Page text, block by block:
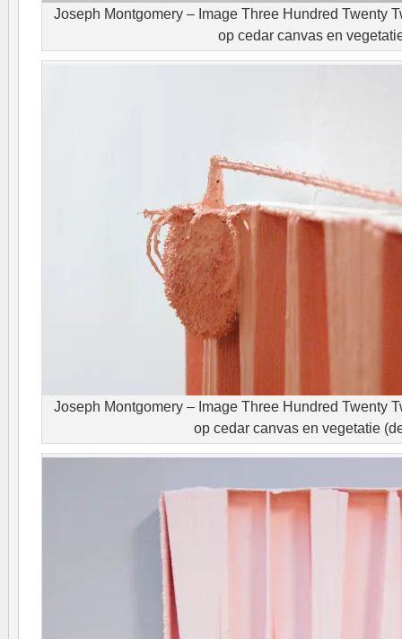
Joseph Montgomery – Image Three Hundred Twenty
op cedar canvas en
Joseph Montgomery – Image Three Hundred Twenty
op cedar canvas en vegetatie